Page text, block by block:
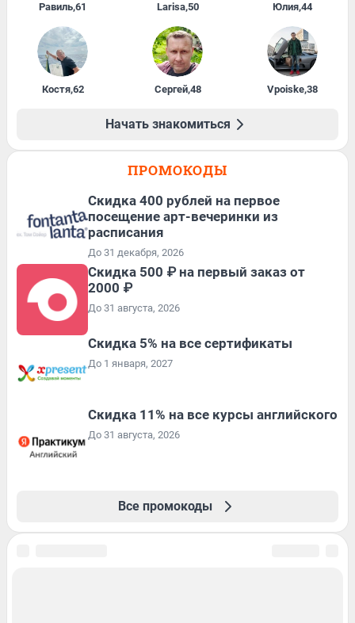
Равиль,61 Larisa,50 Юлия,44
Костя,62 Сергей,48 Vpoiske,38
Начать знакомиться
ПРОМОКОДЫ
Cкидка 400 рублей на первое
посещение арт-вечеринки из
расписания
До 31 декабря, 2026
Скидка 500 ₽ на первый заказ от
2000 ₽
До 31 августа, 2026
Скидка 5% на все сертификаты
До 1 января, 2027
Скидка 11% на все курсы английского
До 31 августа, 2026
Все промокоды